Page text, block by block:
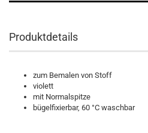
Produktdetails
zum Bemalen von Stoff
violett
mit Normalspitze
bügelfixierbar, 60 °C waschbar